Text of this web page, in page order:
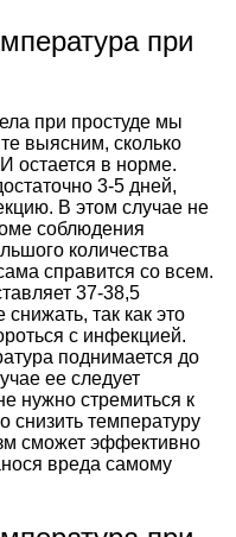
при
при простуде мы
выясним, сколько
остается в норме.
3-5 дней,
В этом случае не
соблюдения
количества
справится со всем.
37-38,5
так как это
с инфекцией.
поднимается до
ее следует
нужно стремиться к
снизить температуру
сможет эффективно
вреда самому